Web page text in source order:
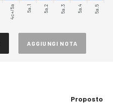
4c+/5a 5a.1 5a.2 5a.3 5a.4 5a.5
AGGIUNGI NOTA
Proposto